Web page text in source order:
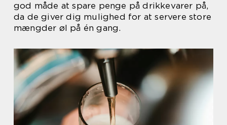
god måde at spare penge på drikkevarer på,
da de giver dig mulighed for at servere store
mængder øl på én gang.